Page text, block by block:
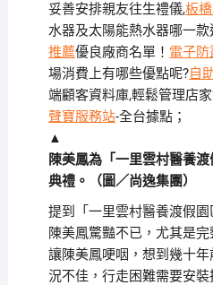
妥善安排親友往生禮儀,板
水器及太陽能熱水器哪一款
推薦優良廠商名單！ 電子防
場消費上有哪些優點呢?自
端顧客資料庫,輕鬆管理店家
聲寶服務站-全台據點；
▲
陳美鳳為「一里雲村醫養
典禮。（圖／尚逸集團）
提到「一里雲村醫養渡假
陳美鳳驚豔不已，尤其是
讓陳美鳳哽咽，想到幾十
況不佳，行走困難需要安